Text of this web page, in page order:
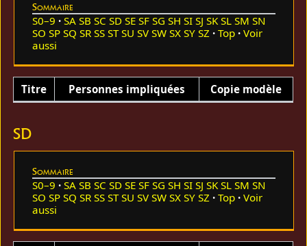
Sommaire
S0–9 SA SB SC SD SE SF SG SH SI SJ SK SL SM SN
SO SP SQ SR SS ST SU SV SW SX SY SZ Top
Voir
aussi
Titre Personnes impliquées Copie modèle
SD
Sommaire
S0–9 SA SB SC SD SE SF SG SH SI SJ SK SL SM SN
SO SP SQ SR SS ST SU SV SW SX SY SZ Top
Voir
aussi